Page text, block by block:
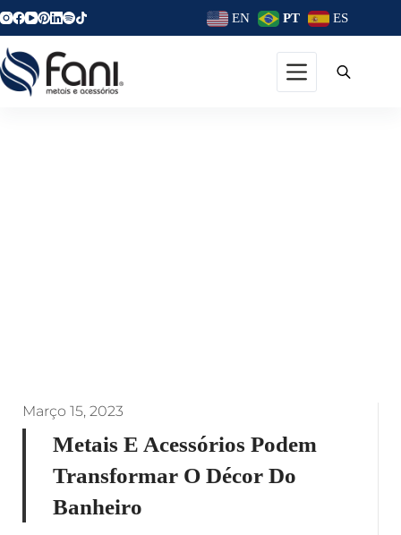
EN PT ES
Março 15, 2023
Metais E Acessórios Podem
Transformar O Décor Do
Banheiro